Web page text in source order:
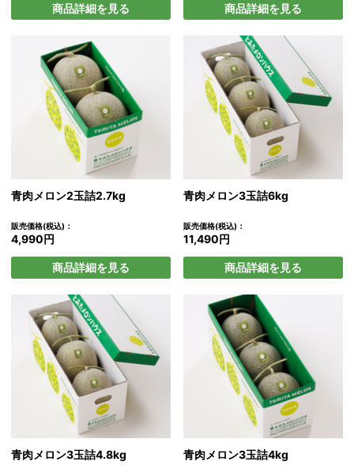
商品詳細を見る 商品詳細を見る
青肉メロン2玉詰2.7kg
販売価格(税込)：
4,990円
商品詳細を見る
青肉メロン3玉詰6kg
販売価格(税込)：
11,490円
商品詳細を見る
青肉メロン3玉詰4.8kg 青肉メロン3玉詰4kg